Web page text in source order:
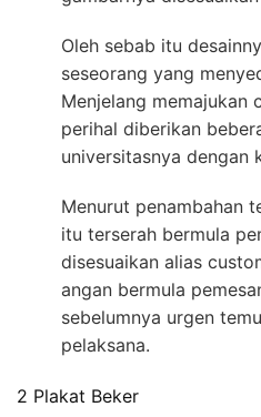
Oleh sebab itu
seseorang yang
Menjelang memajukan
perihal diberikan
universitasnya dengan
Menurut penambahan
itu terserah bermula
disesuaikan alias
angan bermula
sebelumnya urgen
pelaksana.
2 Plakat Beker